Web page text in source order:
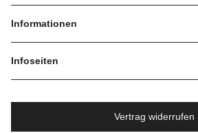
Informationen
Infoseiten
Vertrag widerrufen